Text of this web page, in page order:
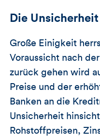
Die
Große Einigkeit
Voraussicht nach
zurück gehen wird
Preise und der
Banken an die
Unsicherheit
Rohstoffpreisen,